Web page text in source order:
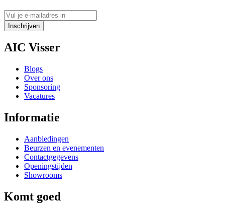
Inschrijven
AIC Visser
Blogs
Over ons
Sponsoring
Vacatures
Informatie
Aanbiedingen
Beurzen en evenementen
Contactgegevens
Openingstijden
Showrooms
Komt goed